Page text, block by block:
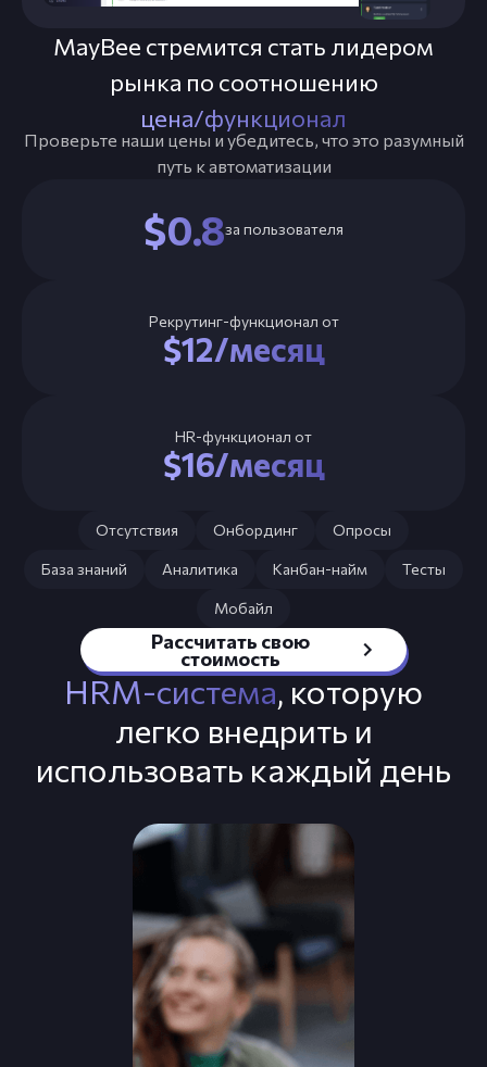
MayBee стремится стать лидером
рынка по соотношению
цена⁠/⁠функционал
Проверьте наши цены и убедитесь, что это разумный
путь к автоматизации
$0.8за пользователя
Рекрутинг-функционал от
$12/месяц
HR-функционал от
$16/месяц
Отсутствия Онбординг Опросы
База знаний Аналитика Канбан-найм Тесты
Мобайл
Рассчитать свою
стоимость
HRM-система, которую
легко внедрить и
использовать каждый день